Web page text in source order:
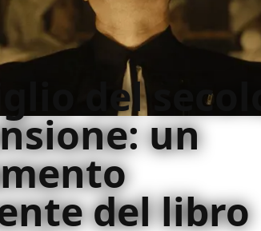
del secolo,
un
del libro